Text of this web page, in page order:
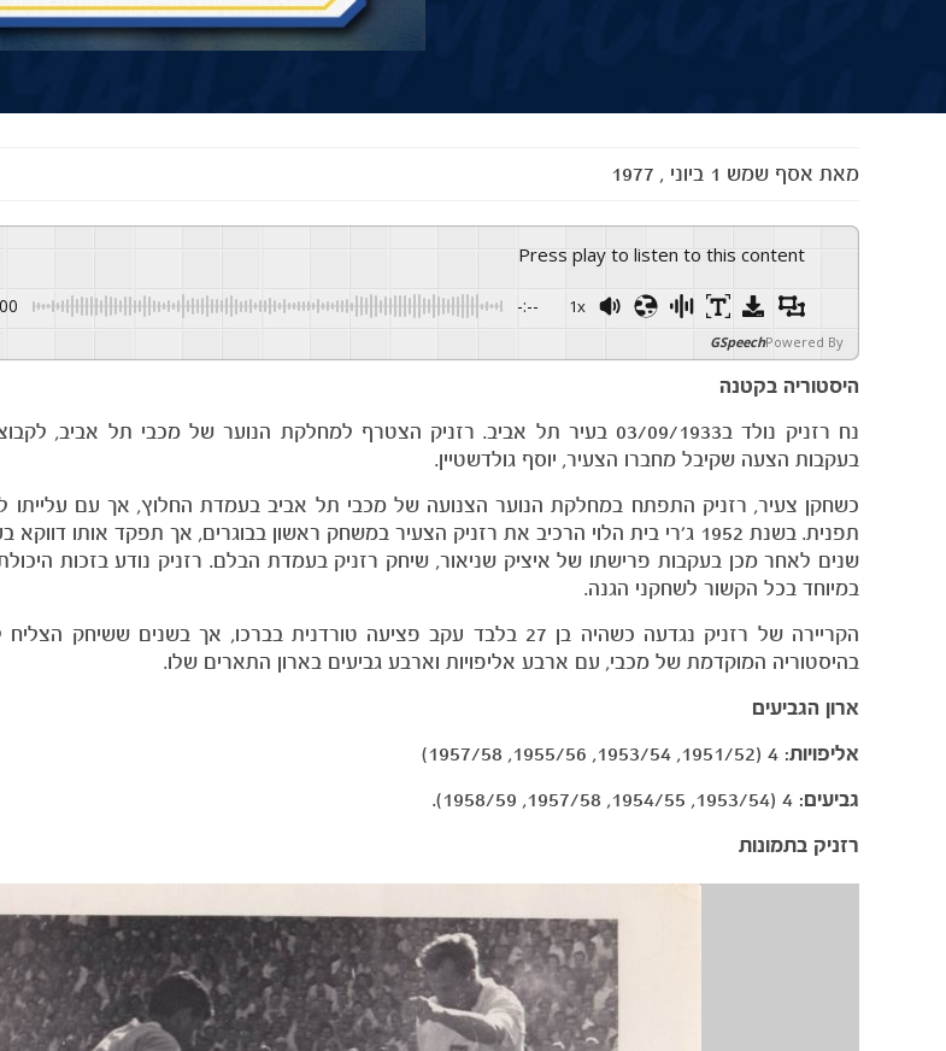
מאת אסף שמש 1 ביוני , 1977
Press play to listen to this content
-:-- 1x
Powered By
GSpeech
היסטוריה בקטנה
נח רזניק נולד ב03/09/1933 בעיר תל אביב. רזניק הצטרף למחלקת הנוער של מכבי תל
בעקבות הצעה שקיבל מחברו הצעיר, יוסף גולדשטיין.
כשחקן צעיר, רזניק התפתח במחלקת הנוער הצנועה של מכבי תל אביב בעמדת החלוץ, אך עם עלייתו
תפנית. בשנת 1952 ג'רי בית הלוי הרכיב את רזניק הצעיר במשחק ראשון בבוגרים, אך תפקד אותו
שנים לאחר מכן בעקבות פרישתו של איציק שניאור, שיחק רזניק בעמדת הבלם. רזניק נודע בזכות
במיוחד בכל הקשור לשחקני הגנה.
הקריירה של רזניק נגדעה כשהיה בן 27 בלבד עקב פציעה טורדנית בברכו, אך בשנים
בהיסטוריה המוקדמת של מכבי, עם ארבע אליפויות וארבע גביעים בארון התארים שלו.
ארון הגביעים
אליפויות: 4 (1951/52, 1953/54, 1955/56, 1957/58)
גביעים:
רזניק בתמונות